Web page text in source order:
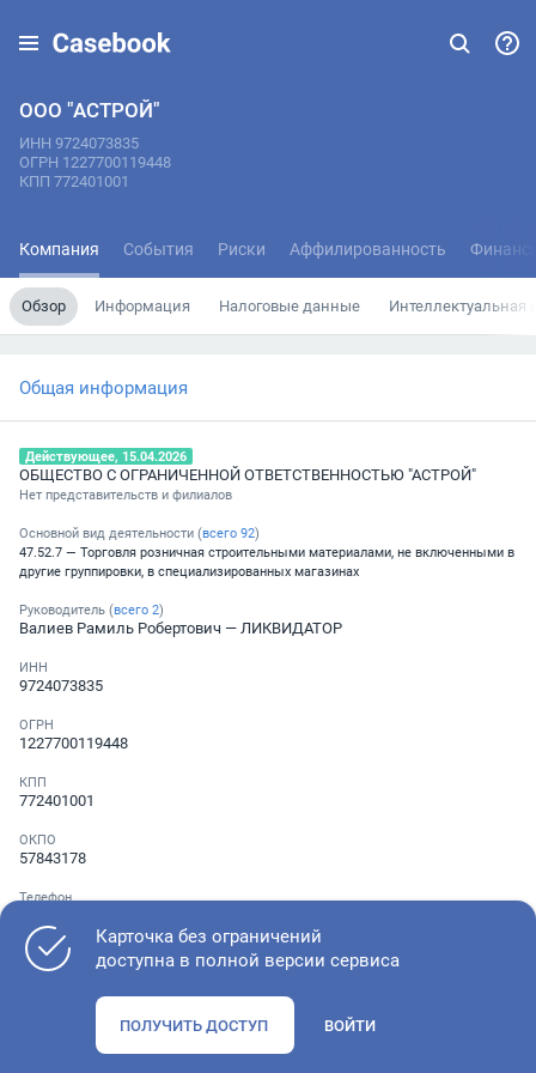
ООО "АСТРОЙ"
ИНН 9724073835
ОГРН 1227700119448
КПП 772401001
Компания События Риски Аффилированность
Обзор Информация Налоговые данные Интеллектуальная
Общая информация
Действующее, 15.04.2026
ОБЩЕСТВО С ОГРАНИЧЕННОЙ ОТВЕТСТВЕННОСТЬЮ "АСТРОЙ"
Нет представительств и филиалов
Основной вид деятельности (всего 92)
47.52.7 — Торговля розничная строительными материалами, не включенными в
другие группировки, в специализированных магазинах
Руководитель (всего 2)
Валиев Рамиль Робертович — ЛИКВИДАТОР
ИНН
9724073835
ОГРН
1227700119448
КПП
772401001
ОКПО
57843178
Телефон
Как оценить состояние компании
Карточка без ограничений
доступна в полной версии сервиса
ПОЛУЧИТЬ ДОСТУП ВОЙТИ